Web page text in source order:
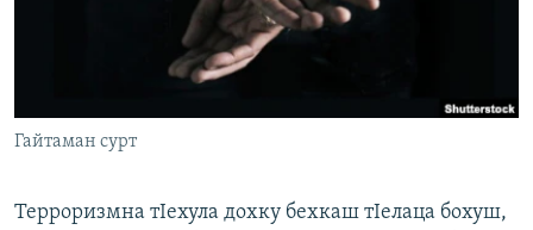
Гайтаман сурт
Терроризмна тIехула дохку бехкаш тIелаца бохуш,